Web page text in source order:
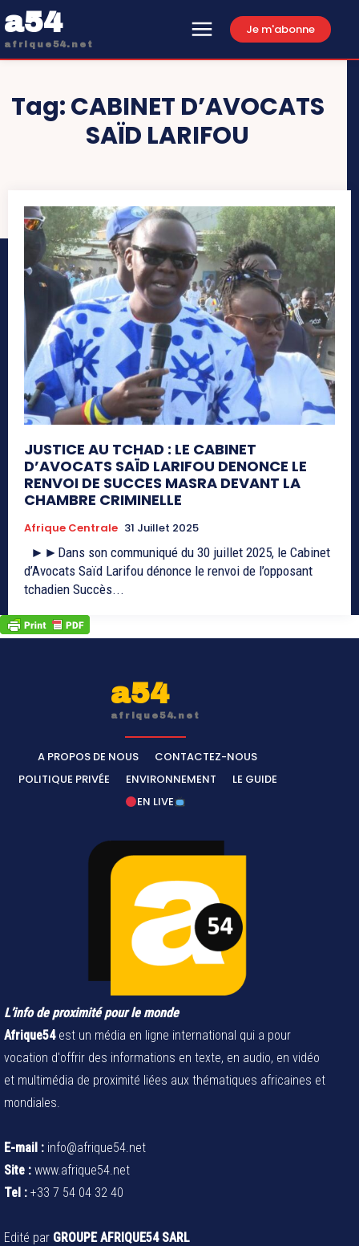
a54
afrique54.net
Je m'abonne
Tag:CABINET D’AVOCATS
SAÏD LARIFOU
JUSTICE AU TCHAD : LE CABINET
D’AVOCATS SAÏD LARIFOU DENONCE LE
RENVOI DE SUCCES MASRA DEVANT LA
CHAMBRE CRIMINELLE
Afrique Centrale 31 Juillet 2025
d’Avocats Saïd Larifou dénonce le renvoi de l’opposant
tchadien Succès...
a54
afrique54.net
A PROPOS DE NOUS
CONTACTEZ-NOUS
POLITIQUE PRIVÉE
ENVIRONNEMENT
LE GUIDE
EN LIVE
L’info de proximité pour le monde
Afrique54est un média en ligne international qui a pour
vocation d'offrir des informations en texte, en audio, en vidéo
et multimédia de proximité liées aux thématiques africaines et
mondiales.
E-mail : info@afrique54.net
Site : www.afrique54.net
Tel : +33 7 54 04 32 40
Edité par GROUPE AFRIQUE54 SARL